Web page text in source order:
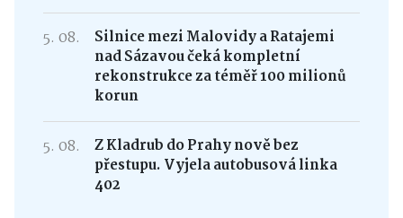
5. 08.
Silnice mezi Malovidy a Ratajemi
nad Sázavou čeká kompletní
rekonstrukce za téměř 100 milionů
korun
5. 08.
Z Kladrub do Prahy nově bez
přestupu. Vyjela autobusová linka
402